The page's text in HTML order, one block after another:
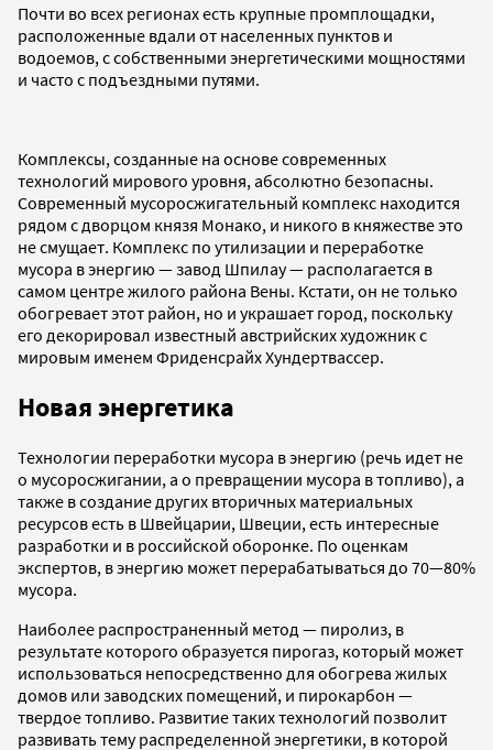
Почти во всех регионах есть крупные промплощадки,
расположенные вдали от населенных пунктов и
водоемов, с собственными энергетическими мощностями
и часто с подъездными путями.
Комплексы, созданные на основе современных
технологий мирового уровня, абсолютно безопасны.
Современный мусоросжигательный комплекс находится
рядом с дворцом князя Монако, и никого в княжестве это
не смущает. Комплекс по утилизации и переработке
мусора в энергию — завод Шпилау — располагается в
самом центре жилого района Вены. Кстати, он не только
обогревает этот район, но и украшает город, поскольку
его декорировал известный австрийских художник с
мировым именем Фриденсрайх Хундертвассер.
Новая энергетика
Технологии переработки мусора в энергию (речь идет не
о мусоросжигании, а о превращении мусора в топливо), а
также в создание других вторичных материальных
ресурсов есть в Швейцарии, Швеции, есть интересные
разработки и в российской оборонке. По оценкам
экспертов, в энергию может перерабатываться до 70—80%
мусора.
Наиболее распространенный метод — пиролиз, в
результате которого образуется пирогаз, который может
использоваться непосредственно для обогрева жилых
домов или заводских помещений, и пирокарбон —
твердое топливо. Развитие таких технологий позволит
развивать тему распределенной энергетики, в которой